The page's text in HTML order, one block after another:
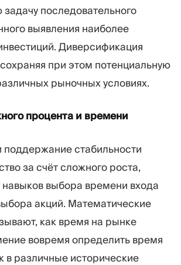
последовательного
выявления наиболее
Диверсификация
при этом потенциальную
рыночных условиях.
процента и времени
поддержание стабильности
за счёт сложного роста,
навыков выбора времени входа
акций. Математические
как время на рынке
вовремя определить время
в различные исторические